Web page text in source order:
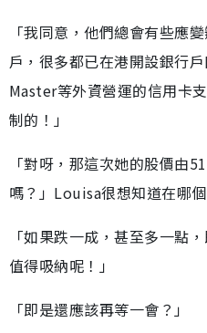
「我同意，他們總會有些應
戶，很多都已在港開設銀行
Master等外資營運的信用卡
制的！」
「對呀，那這次她的股價由
嗎？」Louisa很想知道在哪
「如果跌一成，甚至多一點
值得吸納呢！」
「即是還應該再等一會？」